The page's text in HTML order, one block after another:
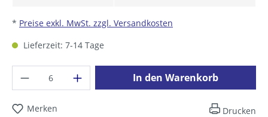
* Preise exkl. MwSt. zzgl. Versandkosten
Lieferzeit: 7-14 Tage
Produkt Anzahl: Gib den gewünschten
In den Warenkorb
Merken Drucken